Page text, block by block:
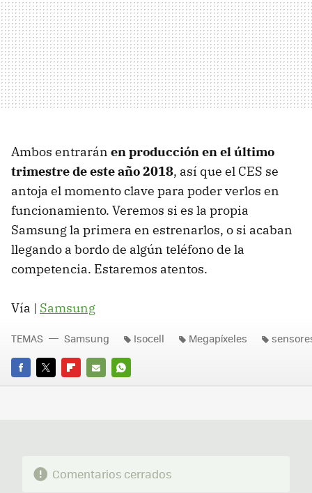
Ambos entrarán en producción en el último
trimestre de este año 2018, así que el CES se
antoja el momento clave para poder verlos en
funcionamiento. Veremos si es la propia
Samsung la primera en estrenarlos, o si acaban
llegando a bordo de algún teléfono de la
competencia. Estaremos atentos.
Vía | Samsung
FACEBOOK
TWITTERFLIPBOARD
E-
WHATSAPP
TEMAS Samsung Isocell Megapíxeles
Comentarios cerrados